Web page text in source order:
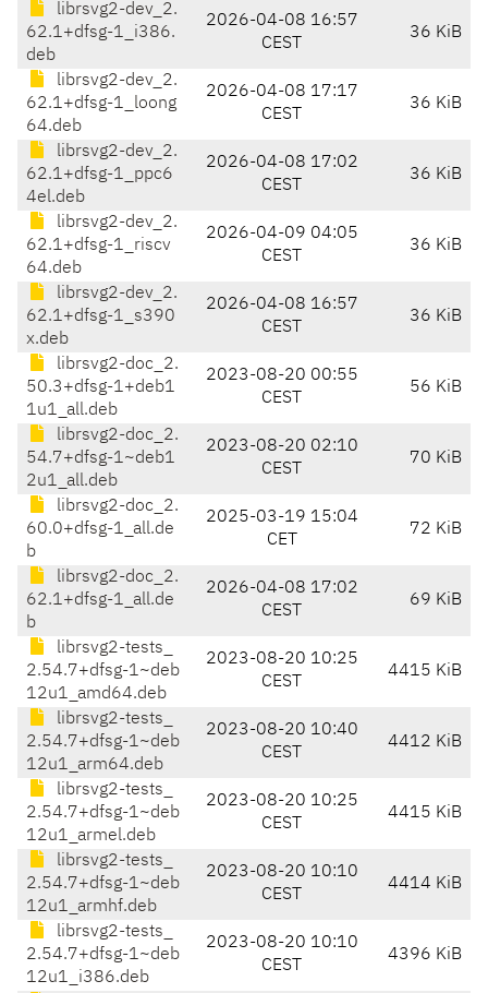
librsvg2-dev_2.
62.1+dfsg-1_i386.
deb
2026-04-08 16:57
CEST
36 KiB
librsvg2-dev_2.
62.1+dfsg-1_loong
64.deb
2026-04-08 17:17
CEST
36 KiB
librsvg2-dev_2.
62.1+dfsg-1_ppc6
4el.deb
2026-04-08 17:02
CEST
36 KiB
librsvg2-dev_2.
62.1+dfsg-1_riscv
64.deb
2026-04-09 04:05
CEST
36 KiB
librsvg2-dev_2.
62.1+dfsg-1_s390
x.deb
2026-04-08 16:57
CEST
36 KiB
librsvg2-doc_2.
50.3+dfsg-1+deb1
1u1_all.deb
2023-08-20 00:55
CEST
56 KiB
librsvg2-doc_2.
54.7+dfsg-1~deb1
2u1_all.deb
2023-08-20 02:10
CEST
70 KiB
librsvg2-doc_2.
60.0+dfsg-1_all.de
b
2025-03-19 15:04
CET
72 KiB
librsvg2-doc_2.
62.1+dfsg-1_all.de
b
2026-04-08 17:02
CEST
69 KiB
librsvg2-tests_
2.54.7+dfsg-1~deb
12u1_amd64.deb
2023-08-20 10:25
CEST
4415 KiB
librsvg2-tests_
2.54.7+dfsg-1~deb
12u1_arm64.deb
2023-08-20 10:40
CEST
4412 KiB
librsvg2-tests_
2.54.7+dfsg-1~deb
12u1_armel.deb
2023-08-20 10:25
CEST
4415 KiB
librsvg2-tests_
2.54.7+dfsg-1~deb
12u1_armhf.deb
2023-08-20 10:10
CEST
4414 KiB
librsvg2-tests_
2.54.7+dfsg-1~deb
12u1_i386.deb
2023-08-20 10:10
CEST
4396 KiB